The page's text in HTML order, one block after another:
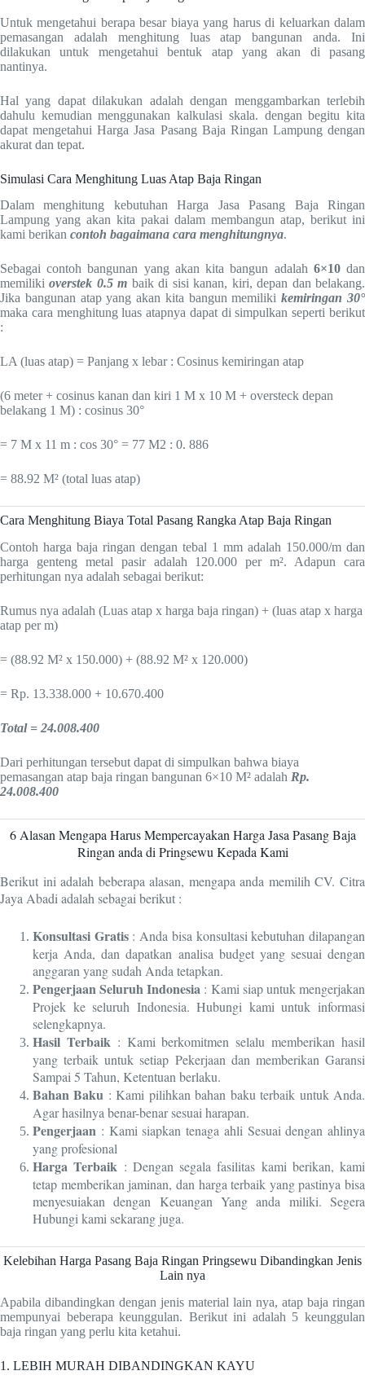
Untuk mengetahui berapa besar biaya yang harus di keluarkan dalam
pemasangan adalah menghitung luas atap bangunan anda. Ini
dilakukan untuk mengetahui bentuk atap yang akan di pasang
nantinya.
Hal yang dapat dilakukan adalah dengan menggambarkan terlebih
dahulu kemudian menggunakan kalkulasi skala. dengan begitu kita
dapat mengetahui Harga Jasa Pasang Baja Ringan Lampung dengan
akurat dan tepat.
Simulasi Cara Menghitung Luas Atap Baja Ringan
Dalam menghitung kebutuhan Harga Jasa Pasang Baja Ringan
Lampung yang akan kita pakai dalam membangun atap, berikut ini
kami berikan contoh bagaimana cara menghitungnya.
Sebagai contoh bangunan yang akan kita bangun adalah 6×10dan
memilikioverstek 0.5 m baik di sisi kanan, kiri, depan dan belakang.
Jika bangunan atap yang akan kita bangun memilikikemiringan 30°
maka cara menghitung luas atapnya dapat di simpulkan seperti berikut
:
LA (luas atap) = Panjang x lebar : Cosinus kemiringan atap
(6 meter + cosinus kanan dan kiri 1 M x 10 M + oversteck depan
belakang 1 M) : cosinus 30°
= 7 M x 11 m : cos 30° = 77 M2 : 0. 886
= 88.92 M² (total luas atap)
Cara Menghitung Biaya Total Pasang Rangka Atap Baja Ringan
Contoh harga baja ringan dengan tebal 1 mm adalah 150.000/m dan
harga genteng metal pasir adalah 120.000 per m². Adapun cara
perhitungan nya adalah sebagai berikut:
Rumus nya adalah (Luas atap x harga baja ringan) + (luas atap x harga
atap per m)
= (88.92 M² x 150.000) + (88.92 M² x 120.000)
= Rp. 13.338.000 + 10.670.400
Total = 24.008.400
Dari perhitungan tersebut dapat di simpulkan bahwa biaya
pemasangan atap baja ringan bangunan 6×10 M² adalah Rp.
24.008.400
6 Alasan Mengapa Harus Mempercayakan Harga Jasa Pasang Baja
Ringan anda di Pringsewu Kepada Kami
Berikut ini adalah beberapa alasan, mengapa anda memilih CV. Citra
Jaya Abadi adalah sebagai berikut :
Konsultasi Gratis: Anda bisa konsultasi kebutuhan dilapangan
kerja Anda, dan dapatkan analisa budget yang sesuai dengan
anggaran yang sudah Anda tetapkan.
Pengerjaan Seluruh Indonesia : Kami siap untuk mengerjakan
Projek ke seluruh Indonesia. Hubungi kami untuk informasi
selengkapnya.
Hasil Terbaik : Kami berkomitmen selalu memberikan hasil
yang terbaik untuk setiap Pekerjaan dan memberikan Garansi
Sampai 5 Tahun, Ketentuan berlaku.
Bahan Baku : Kami pilihkan bahan baku terbaik untuk Anda.
Agar hasilnya benar-benar sesuai harapan.
Pengerjaan : Kami siapkan tenaga ahli Sesuai dengan ahlinya
yang profesional
Harga Terbaik : Dengan segala fasilitas kami berikan, kami
tetap memberikan jaminan, dan harga terbaik yang pastinya bisa
menyesuiakan dengan Keuangan Yang anda miliki. Segera
Hubungi kami sekarang juga.
Kelebihan Harga Pasang Baja Ringan Pringsewu Dibandingkan Jenis
Lain nya
Apabila dibandingkan dengan jenis material lain nya, atap baja ringan
mempunyai beberapa keunggulan. Berikut ini adalah 5 keunggulan
baja ringan yang perlu kita ketahui.
1. LEBIH MURAH DIBANDINGKAN KAYU